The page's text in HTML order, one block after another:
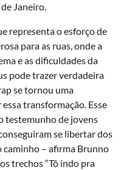
Janeiro.
representa o esforço de
para as ruas, onde a
e as dificuldades da
pode trazer verdadeira
se tornou uma
transformação. Esse
testemunho de jovens
se libertar dos
caminho – afirma Brunno
trechos “Tô indo pra